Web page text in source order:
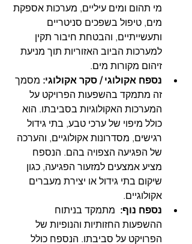
מי תהום ומים עיליים, מערכות אספקת
מים, טיפול בשפכים סניטריים
ותעשייתיים, והבטחת חיבור תקין
למערכות הביוב האזוריות תוך מניעת
זיהום מקורות מים.
נספח אקולוגי / סקר אקולוגי: מסמך
זה מתמקד בהשפעות הפרויקט על
המערכות האקולוגיות בסביבתו. הוא
כולל מיפוי של ערכי טבע, בתי גידול
רגישים, מסדרונות אקולוגיים, והערכה
של הפגיעה הצפויה בהם. הנספח
מציע אמצעים למזעור הפגיעה, כגון
שיקום בתי גידול או יצירת מעברים
אקולוגיים.
נספח נוף: מתמקד בניתוח
ההשפעות החזותיות והנופיות של
הפרויקט על סביבתו. הנספח כולל